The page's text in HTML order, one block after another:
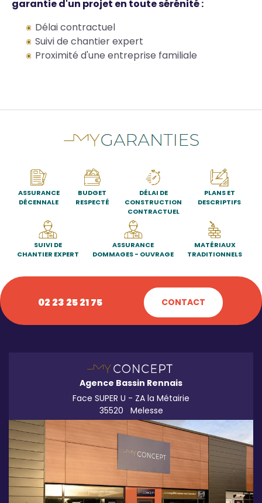
garantie d'un projet en toute sérénité :
Délai contractuel
Suivi de chantier expert
Proximité d'une entreprise familiale
ASSURANCE
DÉCENNALE
BUDGET
RESPECTÉ
DÉLAI DE
CONSTRUCTION
CONTRACTUEL
PLANS ET
DESCRIPTIFS
SUIVI DE
CHANTIER EXPERT
ASSURANCE
DOMMAGES - OUVRAGE
MATÉRIAUX
TRADITIONNELS
02 23 25 21 75 CONTACT
Agence Bassin Rennais
Face SUPER U - ZA la Métairie
35520
Melesse